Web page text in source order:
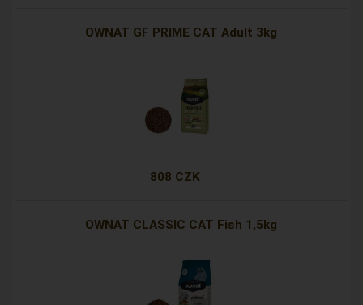
OWNAT GF PRIME CAT Adult 3kg
808 CZK
OWNAT CLASSIC CAT Fish 1,5kg